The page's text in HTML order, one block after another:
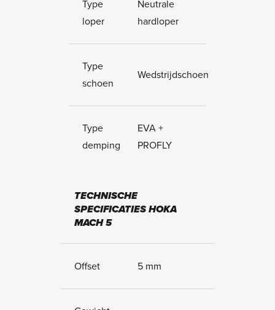
Type
loper
Neutrale
hardloper
Type
schoen
Wedstrijdschoen
Type
demping
EVA +
PROFLY
TECHNISCHE
SPECIFICATIES HOKA
MACH 5
Offset 5 mm